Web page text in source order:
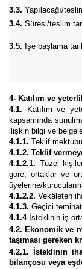
3.3. Yapılacağı/
3.4. Süresi/teslim
3.5. İşe başlama
4- Katılım ve
4.1. Katılım ve
kapsamında
ilişkin bilgi ve
4.1.1. Teklif
4.1.2. Teklif
4.1.2.1. Tüzel
göre, ortaklar ve
üyelerine/
4.1.2.2. Vekâleten
4.1.3. Geçici
4.1.4 İsteklinin iş
4.2. Ekonomik ve
taşıması gereken
4.2.1. İsteklinin
bilançosu veya